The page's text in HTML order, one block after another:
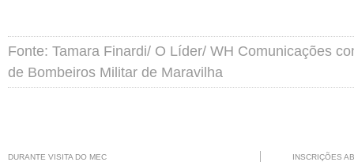
Fonte: Tamara Finardi/ O Líder/ WH Comunicações
de Bombeiros Militar de Maravilha
DURANTE VISITA DO MEC INSCRIÇÕES